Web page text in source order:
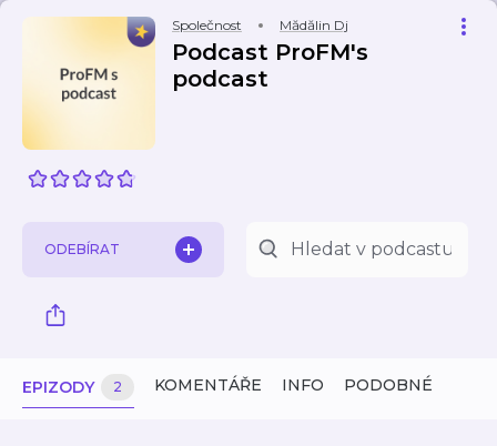
Společnost Mădălin Dj
Podcast ProFM's
podcast
ODEBÍRAT
EPIZODY 2 KOMENTÁŘE INFO PODOBNÉ